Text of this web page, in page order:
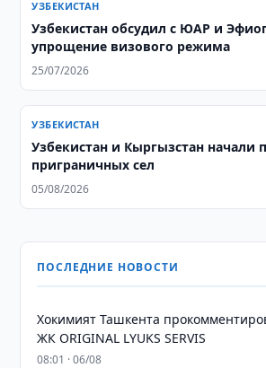
УЗБЕКИСТАН
Узбекистан обсудил с ЮАР и
упрощение визового режима
25/07/2026
УЗБЕКИСТАН
Узбекистан и Кыргызстан начали
приграничных сел
05/08/2026
ПОСЛЕДНИЕ НОВОСТИ
Хокимият Ташкента
ЖК ORIGINAL LYUKS SERVIS
08:01 · 06/08